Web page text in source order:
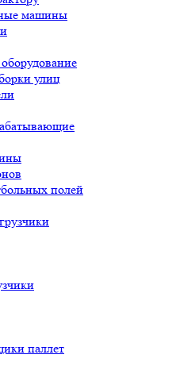
машины
улиц
полей
паллет